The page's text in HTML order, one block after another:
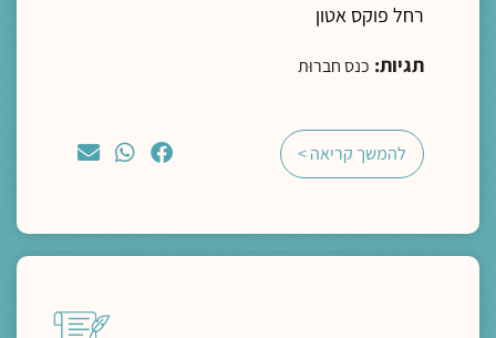
רחל פוקס אטון
תגיות: כנס חברוּת
להמשך קריאה >